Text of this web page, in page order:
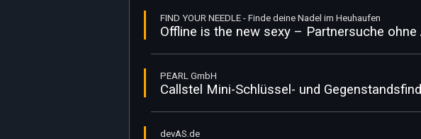
FIND YOUR NEEDLE - Finde deine Nadel im Heuhaufen
Offline is the new sexy – Partnersuche ohne
PEARL GmbH
Callstel Mini-Schlüssel- und
devAS.de